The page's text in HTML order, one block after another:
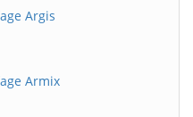
Argis
Armix